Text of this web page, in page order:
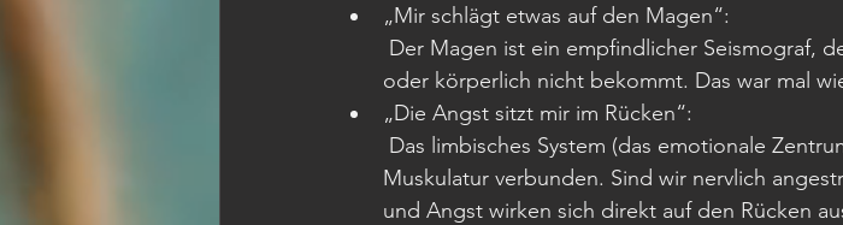
„Mir schlägt etwas auf den Magen“:
oder körperlich nicht bekommt. Das war mal
„Die Angst sitzt mir im Rücken“:
Muskulatur verbunden. Sind wir nervlich
und Angst wirken sich direkt auf den Rücken